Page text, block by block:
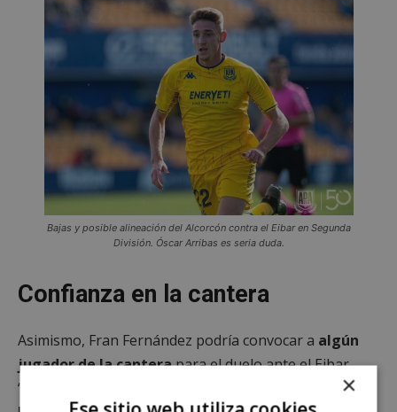
Bajas y posible alineación del Alcorcón contra el Eibar en Segunda
División. Óscar Arribas es seria duda.
Confianza en la cantera
Asimismo, Fran Fernández podría convocar a algún
jugador de la canterapara el duelo ante el Eibar.
“Creo que vamos a incorporar a algún chaval del filial.
×